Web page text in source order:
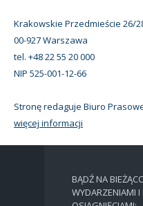
Krakowskie Przedmieście 26/
00-927 Warszawa
tel. +48 22 55 20 000
NIP 525-001-12-66
Stronę redaguje Biuro
więcej informacji
BĄDŹ NA
WYDARZENIAMI I